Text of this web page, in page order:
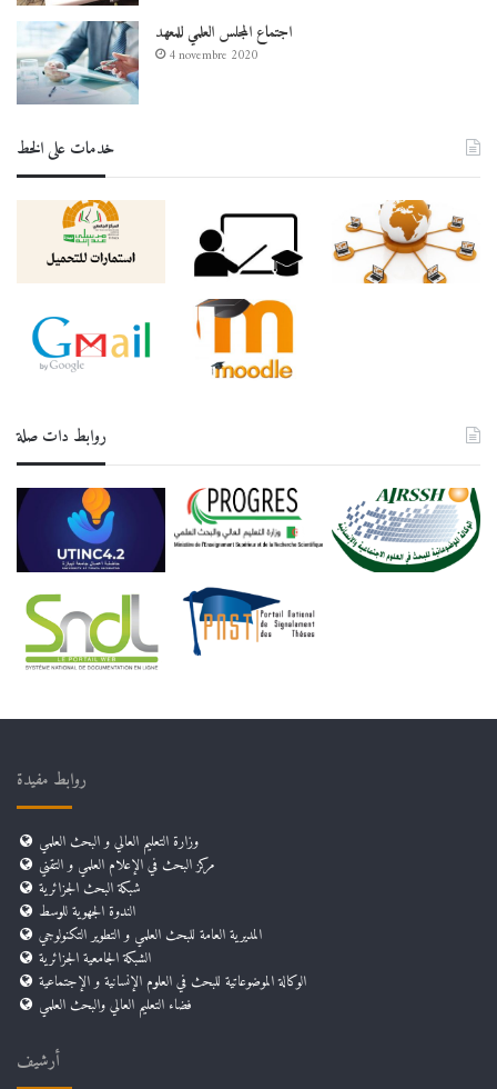
اجتماع المجلس العلمي للمعهد
4 novembre 2020
خدمات على الخط
روابط دات صلة
روابط مفيدة
وزارة التعليم العالي و البحث العلمي
مركز البحث في الإعلام العلمي و التقني
شبكة البحث الجزائرية
الندوة الجهوية للوسط
المديرية العامة للبحث العلمي و التطوير التكنولوجي
الشبكة الجامعية الجزائرية
الوكالة الموضوعاتية للبحث في العلوم الإنسانية و الإجتماعية
فضاء التعليم العالي والبحث العلمي
أرشيف